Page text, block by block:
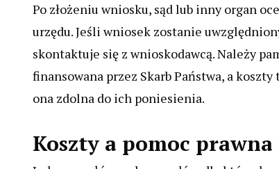
Po złożeniu wniosku, sąd lub inny organ
urzędu. Jeśli wniosek zostanie
skontaktuje się z wnioskodawcą. Należy
finansowana przez Skarb Państwa, a
ona zdolna do ich poniesienia.
Koszty a pomoc prawna